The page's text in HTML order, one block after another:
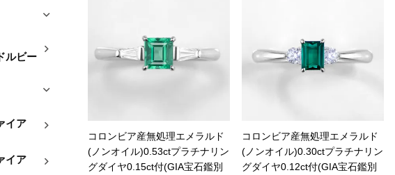
ルビー
イア
イア
コロンビア産無処理エメラルド
(ノンオイル)0.53ctプラチナリン
グダイヤ0.15ct付(GIA宝石鑑別
コロンビア産無処理エメラルド
(ノンオイル)0.30ctプラチナリン
グダイヤ0.12ct付(GIA宝石鑑別